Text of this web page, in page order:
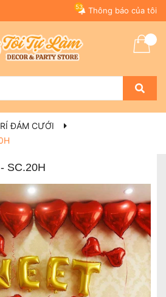
Thông báo của tôi
53
ĐÁM CƯỚI
SC.20H